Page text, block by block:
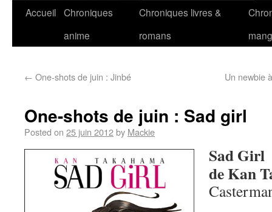
Accueil Chroniques
anime
Chroniques livres &
romans
← One-shots de juin : Jinbé Un newbie
One-shots de juin : Sad girl
Posted on 25 juin 2012by Mackie
Sad Girl
de Kan